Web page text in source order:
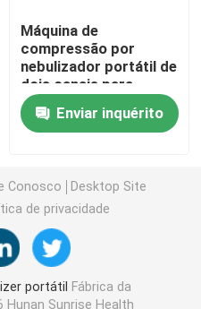
Máquina de
compressão por
nebulizador portátil de
dois canais para
tratamento
respiratório
Enviar inquérito
Conosco
Desktop Site
de privacidade
portátil
Fábrica da
Hunan Sunrise Health